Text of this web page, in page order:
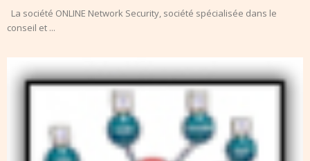
La société ONLINE Network Security, société spécialisée dans le
conseil et ...